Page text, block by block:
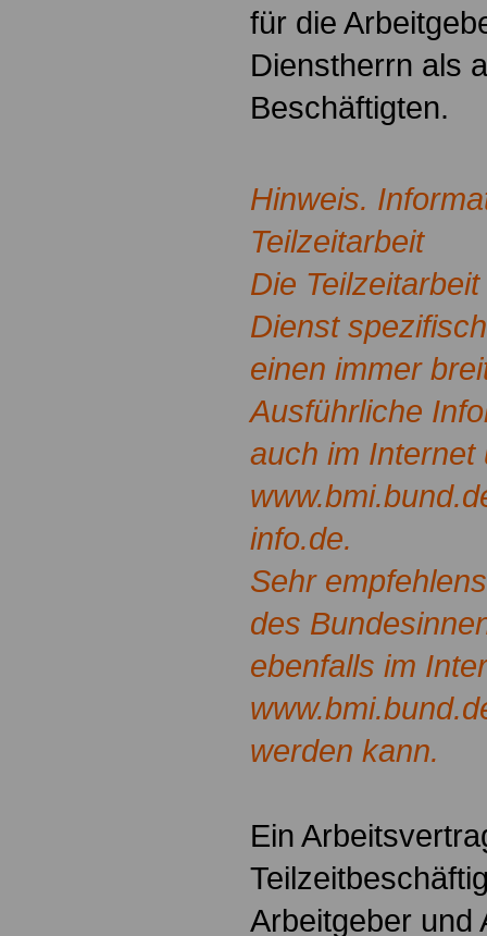
für die
Dienstherrn als
Beschäftigten.
Hinweis.
Teilzeitarbeit
Die
Dienst
einen immer
Ausführliche
auch im Internet
info.de.
Sehr
des
ebenfalls im
werden kann.
Ein
Arbeitgeber und